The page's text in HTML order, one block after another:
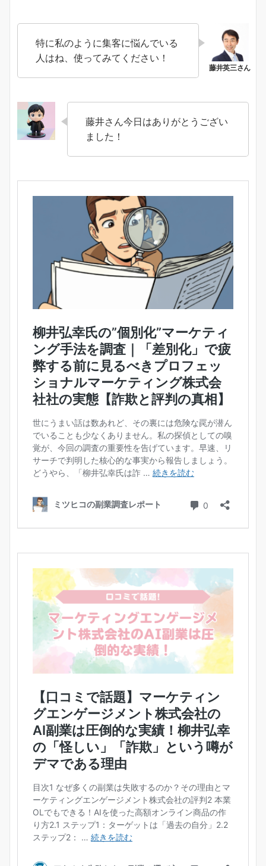
特に私のように集客に悩んでいる
人はね、使ってみてください！
藤井さん今日はありがとうござい
ました！